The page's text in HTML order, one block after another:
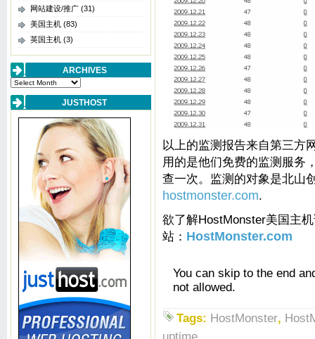
网站建设/推广 (31)
美国主机 (83)
英国主机 (3)
ARCHIVES
Archives
JUSTHOST
以上的监测报告来自第三方
用的是他们免费的监测服务
查一次。监测的对象是北山
hostmonster.com.
欲了解HostMonster美国主
站： HostMonster.com
You can skip to the end
not allowed.
Tags: HostMonster,
uptime